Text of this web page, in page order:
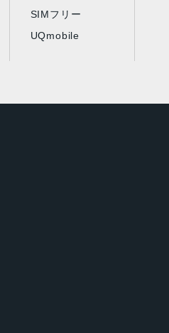
Apple M2チップ
最大2台のディスプレ
Thunderbolt経由で最
最大3台のディスプレ
台と、HDMI経由で最
最大2台のディスプレ
HDMI経由で最大8K
2つのThunderbolt 4
SIMフリー
UQmobile